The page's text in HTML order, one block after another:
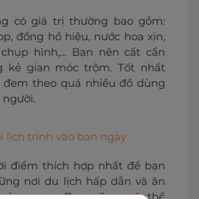
có giá trị thường bao gồm:
đồng hồ hiệu, nước hoa xịn,
hình,... Bạn nên cất cẩn
kẻ gian móc trộm. Tốt nhất
đem theo quá nhiều đồ dùng
lịch trình vào ban ngày
điểm thích hợp nhất để bạn
nơi du lịch hấp dẫn và ăn